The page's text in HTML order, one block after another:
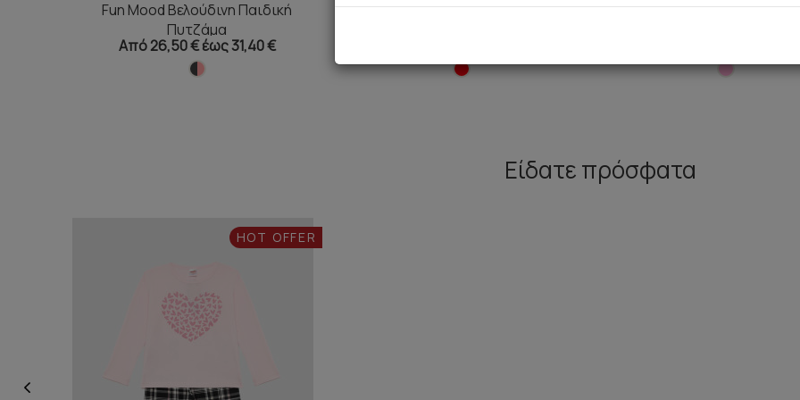
Fun Mood Βελούδινη Παιδική
Πυτζάμα
Από 26,50 € έως 31,40 €
X-Mas Biscuit Unisex Παιδική
Dog Love Fleece Παιδική
Είδατε πρόσφατα
HOT OFFER